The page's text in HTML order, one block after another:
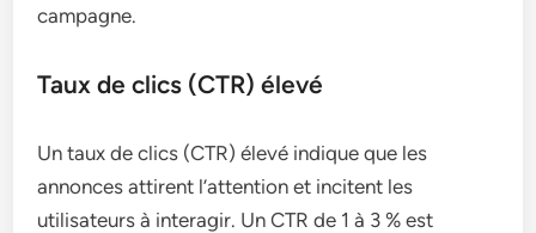
campagne.
Taux de clics (CTR) élevé
Un taux de clics (CTR) élevé indique que les
annonces attirent l’attention et incitent les
utilisateurs à interagir. Un CTR de 1 à 3 % est